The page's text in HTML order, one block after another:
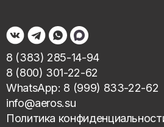
8 (383) 285-14-94
8 (800) 301-22-62
WhatsApp: 8 (999) 833-22-62
info@aeros.su
Политика